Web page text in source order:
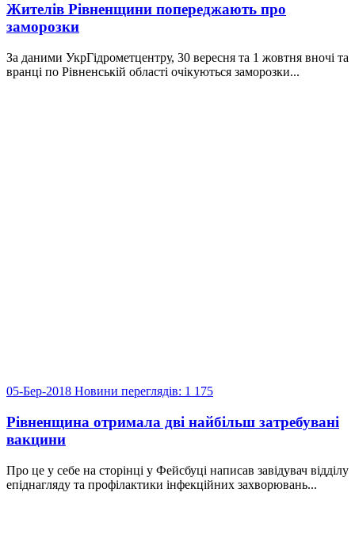
Жителів Рівненщини попереджають про
заморозки
За даними УкрГідрометцентру, 30 вересня та 1 жовтня вночі та
вранці по Рівненській області очікуються заморозки...
05-Бер-2018 Новини переглядів: 1 175
Рівненщина отримала дві найбільш затребувані
вакцини
Про це у себе на сторінці у Фейсбуці написав завідувач відділу
епіднагляду та профілактики інфекційних захворювань...